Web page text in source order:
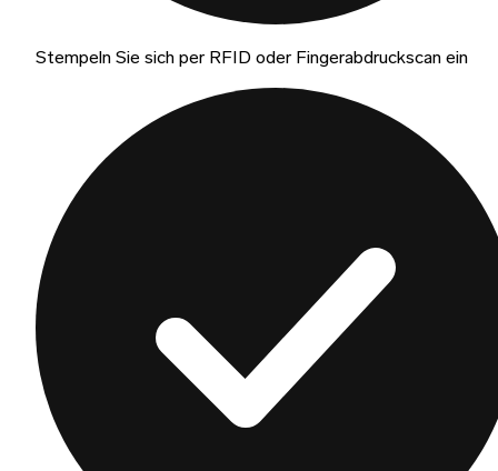
Stempeln Sie sich per RFID oder Fingerabdruckscan ein